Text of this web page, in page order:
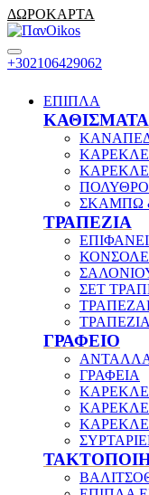
ΔΩΡΟΚΑΡΤΑ
+302106429062
ΕΠΙΠΛΑ
ΚΑΘΙΣΜΑΤΑ
ΣΚΑΜΠΩ
ΤΡΑΠΕΖΙΑ
ΣΕΤ
ΓΡΑΦΕΙΟ
ΓΡΑΦΕΙΑ